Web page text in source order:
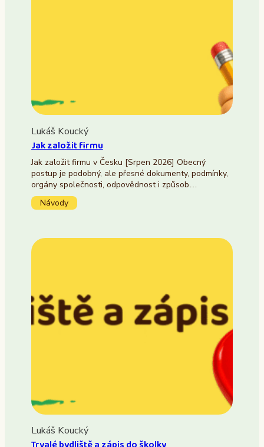
Lukáš Koucký
Jak založit firmu
Jak založit firmu v Česku [Srpen 2026] Obecný
postup je podobný, ale přesné dokumenty, podmínky,
orgány společnosti, odpovědnost i způsob…
Návody
Lukáš Koucký